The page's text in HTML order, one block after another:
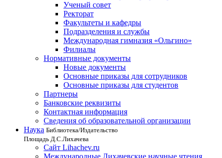
Ученый совет
Ректорат
Факультеты и кафедры
Подразделения и службы
Международная гимназия «Ольгино»
Филиалы
Нормативные документы
Новые документы
Основные приказы для сотрудников
Основные приказы для студентов
Партнеры
Банковские реквизиты
Контактная информация
Сведения об образовательной организации
Наука Библиотека/Издательство
Площадь Д.С.Лихачева
Сайт Lihachev.ru
Международные Лихачевские научные чтения